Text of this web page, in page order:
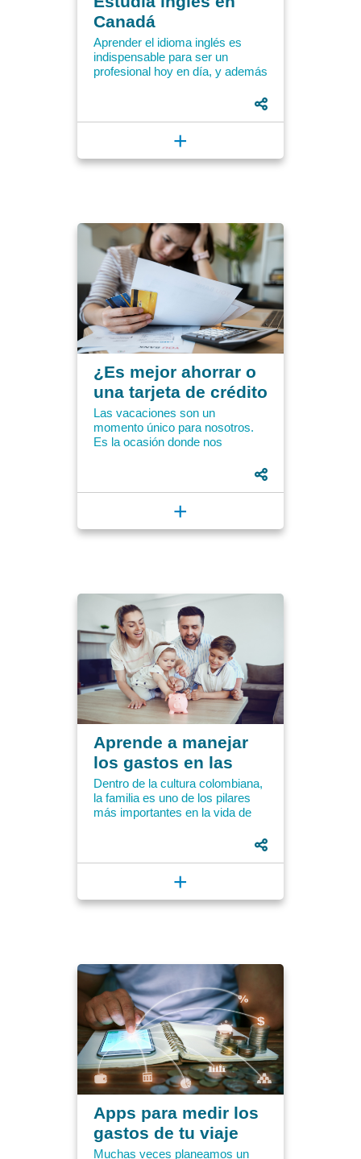
Canadá
Aprender el idioma inglés es
indispensable para ser un
profesional hoy en día, y además
permite conocer personas de...
+
¿Es mejor ahorrar o
una tarjeta de crédito
para viajar?
Las vacaciones son un
momento único para nosotros.
Es la ocasión donde nos
donde nuestro lado más amable,
+
Aprende a manejar
los gastos en las
vacaciones
familiares
Dentro de la cultura colombiana,
la familia es uno de los pilares
más importantes en la vida de
+
Apps para medir los
gastos de tu viaje
Muchas veces planeamos un